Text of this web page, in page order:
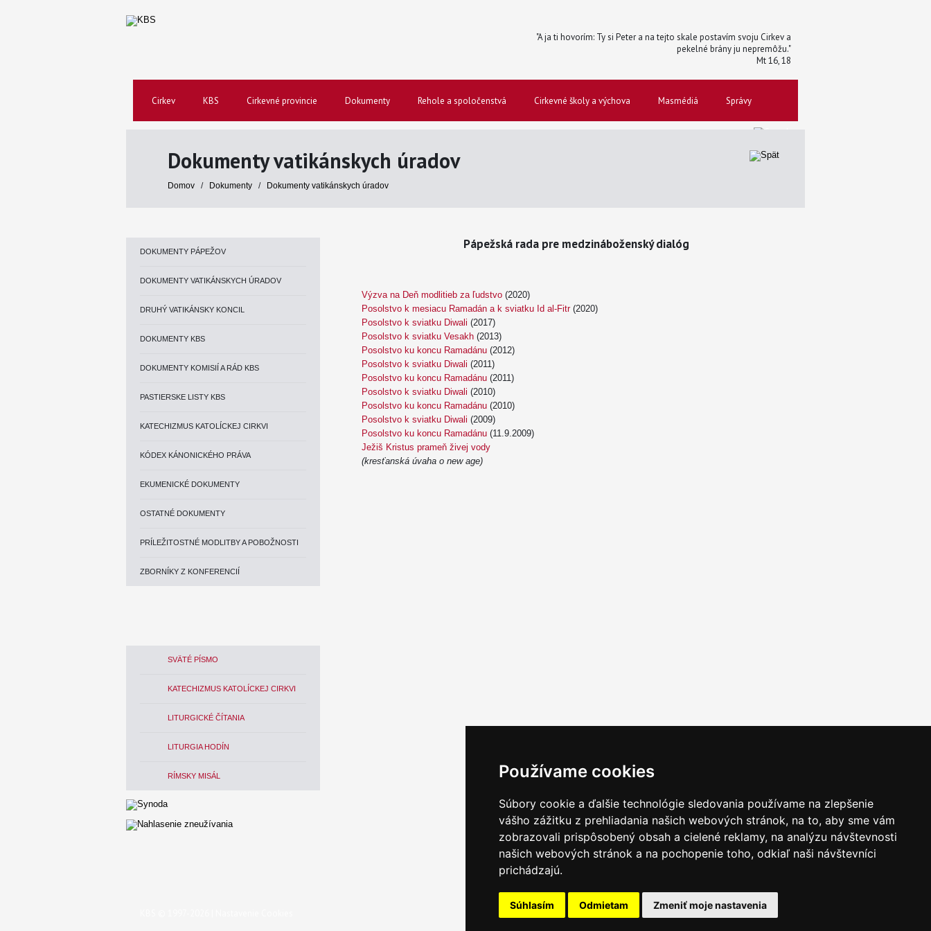
Používame cookies
Súbory cookie a ďalšie technológie sledovania používame na zlepšenie
vášho zážitku z prehliadania našich webových stránok, na to, aby sme vám
zobrazovali prispôsobený obsah a cielené reklamy, na analýzu návštevnosti
našich webových stránok a na pochopenie toho, odkiaľ naši návštevníci
prichádzajú.
Súhlasím Odmietam Zmeniť moje nastavenia
"A ja ti hovorím: Ty si Peter a na tejto skale postavím svoju Cirkev a
pekelné brány ju nepremôžu."
Mt 16, 18
Cirkev KBS Cirkevné provincie Dokumenty Rehole a spoločenstvá Cirkevné školy a výchova Masmédiá Správy
Dokumenty vatikánskych úradov
Domov / Dokumenty / Dokumenty vatikánskych úradov
DOKUMENTY PÁPEŽOV
DOKUMENTY VATIKÁNSKYCH ÚRADOV
DRUHÝ VATIKÁNSKY KONCIL
DOKUMENTY KBS
DOKUMENTY KOMISIÍ A RÁD KBS
PASTIERSKE LISTY KBS
KATECHIZMUS KATOLÍCKEJ CIRKVI
KÓDEX KÁNONICKÉHO PRÁVA
EKUMENICKÉ DOKUMENTY
OSTATNÉ DOKUMENTY
PRÍLEŽITOSTNÉ MODLITBY A POBOŽNOSTI
ZBORNÍKY Z KONFERENCIÍ
SVÄTÉ PÍSMO
KATECHIZMUS KATOLÍCKEJ CIRKVI
LITURGICKÉ ČÍTANIA
LITURGIA HODÍN
RÍMSKY MISÁL
Pápežská rada pre medzináboženský dialóg
Výzva na Deň modlitieb za ľudstvo (2020)
Posolstvo k mesiacu Ramadán a k sviatku Id al-Fitr(2020)
Posolstvo k sviatku Diwali (2017)
Posolstvo k sviatku Vesakh (2013)
Posolstvo ku koncu Ramadánu (2012)
Posolstvo k sviatku Diwali (2011)
Posolstvo ku koncu Ramadánu (2011)
Posolstvo k sviatku Diwali (2010)
Posolstvo ku koncu Ramadánu (2010)
Posolstvo k sviatku Diwali (2009)
Posolstvo ku koncu Ramadánu (11.9.2009)
Ježiš Kristus prameň živej vody
(kresťanská úvaha o new age)
Email servis Kontakt Ochrana osobných udajov